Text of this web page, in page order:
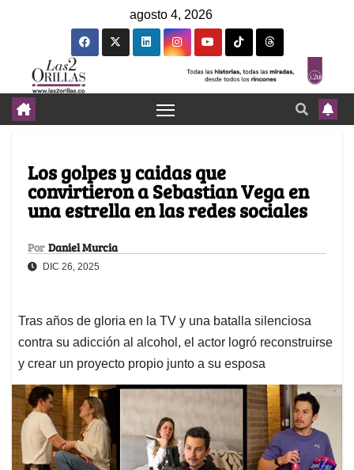
agosto 4, 2026
Los golpes y caidas que
convirtieron a Sebastian Vega en
una estrella en las redes sociales
Por Daniel Murcia
DIC 26, 2025
Tras años de gloria en la TV y una batalla silenciosa
contra su adicción al alcohol, el actor logró reconstruirse
y crear un proyecto propio junto a su esposa